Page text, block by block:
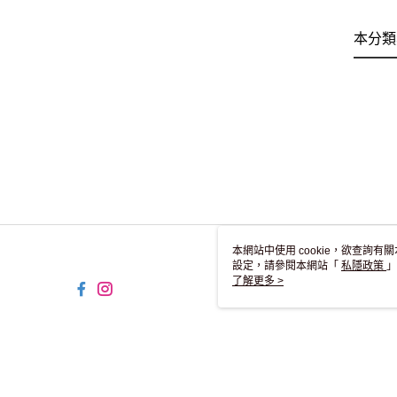
本分
本網站中使用 cookie，欲查詢有
設定，請參閱本網站「 私隱政策
用 cookie。
了解更多 >